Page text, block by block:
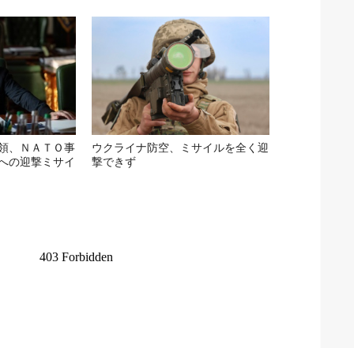
、ＮＡＴＯ事
の迎撃ミサイ
ウクライナ防空、ミサイルを全く迎
撃できず